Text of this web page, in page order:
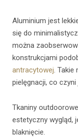
Aluminium jest
się do
można
konstrukcjami
antracytowej. Takie
pielęgnacji, co
Tkaniny
estetyczny wygląd,
blaknięcie.